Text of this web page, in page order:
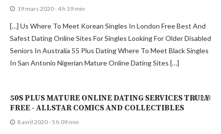
19 mars 2020 - 4 h 19 min
[…] Us Where To Meet Korean Singles In London Free Best And
Safest Dating Online Sites For Singles Looking For Older Disabled
Seniors In Australia 55 Plus Dating Where To Meet Black Singles
In San Antonio Nigerian Mature Online Dating Sites […]
50S PLUS MATURE ONLINE DATING SERVICES TRULY
FREE - ALLSTAR COMICS AND COLLECTIBLES
8 avril 2020 - 5 h 09 min
REPLY